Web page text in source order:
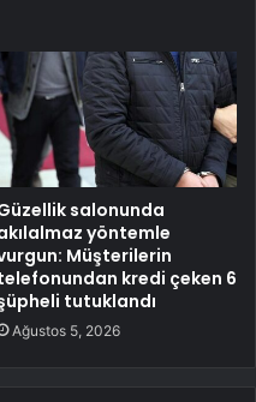
salonunda
yöntemle
Müşterilerin
kredi çeken 6
tutuklandı
Ağustos 5, 2026